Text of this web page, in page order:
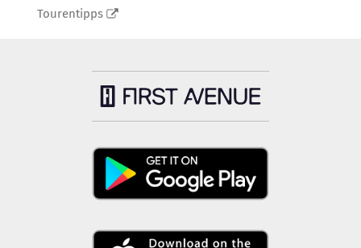
Tourentipps